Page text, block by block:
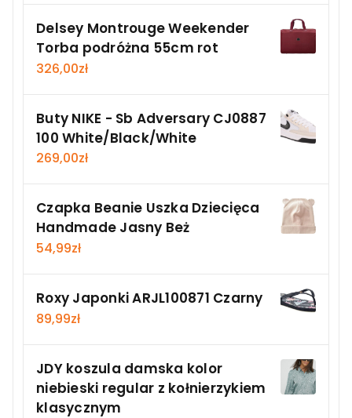
Delsey Montrouge Weekender
Torba podróżna 55cm rot
326,00zł
Buty NIKE - Sb Adversary CJ0887
100 White/Black/White
269,00zł
Czapka Beanie Uszka Dziecięca
Handmade Jasny Beż
54,99zł
Roxy Japonki ARJL100871 Czarny
89,99zł
JDY koszula damska kolor
niebieski regular z kołnierzykiem
klasycznym